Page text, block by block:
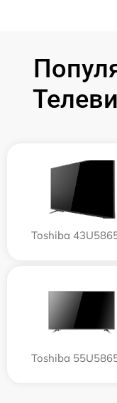
Toshiba
Toshiba